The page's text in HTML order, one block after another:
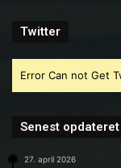
Twitter
Error Can not Get
Senest opdateret
27. april 2026